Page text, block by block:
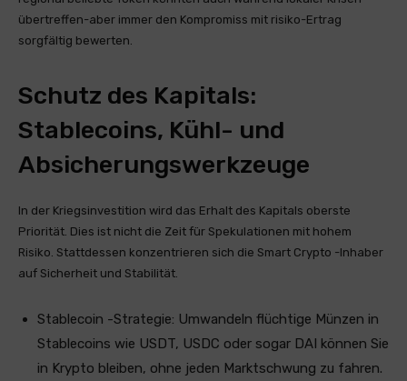
übertreffen-aber immer den Kompromiss mit risiko-Ertrag
sorgfältig bewerten.
Schutz des Kapitals:
Stablecoins, Kühl- und
Absicherungswerkzeuge
In der Kriegsinvestition wird das Erhalt des Kapitals oberste
Priorität. Dies ist nicht die Zeit für Spekulationen mit hohem
Risiko. Stattdessen konzentrieren sich die Smart Crypto -Inhaber
auf Sicherheit und Stabilität.
Stablecoin -Strategie: Umwandeln flüchtige Münzen in
Stablecoins wie USDT, USDC oder sogar DAI können Sie
in Krypto bleiben, ohne jeden Marktschwung zu fahren.